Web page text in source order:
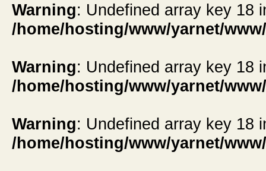
Warning: Undefined array key 18
/home/hosting/www/yarnet/
Warning: Undefined array key 18
/home/hosting/www/yarnet/
Warning: Undefined array key 18
/home/hosting/www/yarnet/